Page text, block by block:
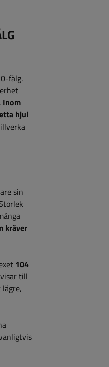
fälg.
Inom
hjul
sin
kräver
104
till
lägre,